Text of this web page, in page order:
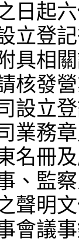
日起
立登
具相
核發
設立
業務
名冊
、監
聲明
會議